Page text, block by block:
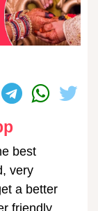
best
very
a better